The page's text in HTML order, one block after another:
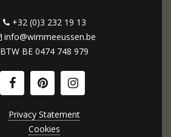
+32 (0)3 232 19 13
info@wimmeeussen.be
BTW BE 0474 748 979
Privacy Statement
Cookies